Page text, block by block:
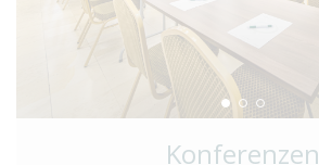
Konferenzen